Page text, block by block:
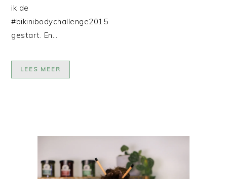
ik de
#bikinibodychallenge2015
gestart. En…
LEES MEER